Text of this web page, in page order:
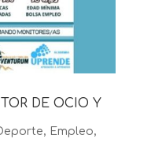
DE OCIO Y
Deporte, Empleo,